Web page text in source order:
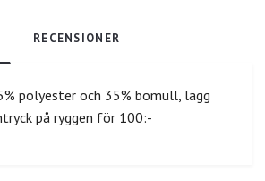
RECENSIONER
polyester och 35% bomull, lägg
på ryggen för 100:-